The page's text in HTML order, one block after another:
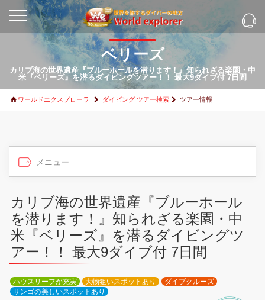
ベリーズ
カリブ海の世界遺産『ブルーホールを潜ります！』知られざる楽園・中
米『ベリーズ』を潜るダイビングツアー！！ 最大9ダイブ付 7日間
ワールドエクスプローラ ダイビング ツアー検索 ツアー情報
カリブ海の世界遺産『ブルーホール
を潜ります！』知られざる楽園・中
米『ベリーズ』を潜るダイビングツ
アー！！ 最大9ダイブ付 7日間
ハウスリーフが充実 大物狙いスポットあり
ダイブクルーズ
サンゴの美しいスポットあり